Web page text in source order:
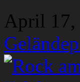
April 17,